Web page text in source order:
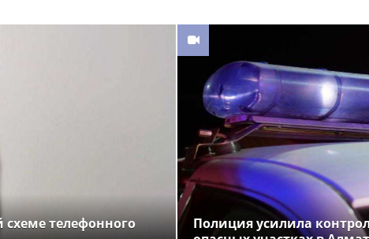
телефонного
Полиция усилила